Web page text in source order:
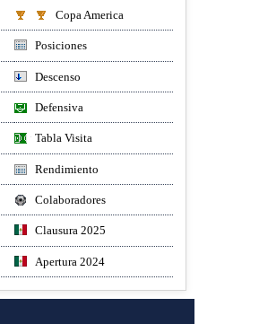
Copa America
Posiciones
Descenso
Defensiva
Tabla Visita
Rendimiento
Colaboradores
Clausura 2025
Apertura 2024